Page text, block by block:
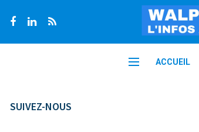
ACCUEIL
SUIVEZ-NOUS